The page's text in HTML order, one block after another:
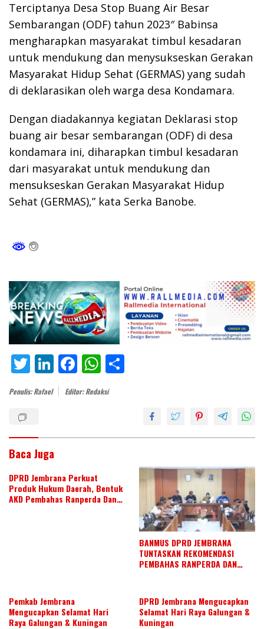
Terciptanya Desa Stop Buang Air Besar
Sembarangan (ODF) tahun 2023″ Babinsa
mengharapkan masyarakat timbul kesadaran
untuk mendukung dan menysukseskan Gerakan
Masyarakat Hidup Sehat (GERMAS) yang sudah
di deklarasikan oleh warga desa Kondamara.
Dengan diadakannya kegiatan Deklarasi stop
buang air besar sembarangan (ODF) di desa
kondamara ini, diharapkan timbul kesadaran
dari masyarakat untuk mendukung dan
mensukseskan Gerakan Masyarakat Hidup
Sehat (GERMAS),” kata Serka Banobe.
T
w
itt
Li
n
k
dI
F
ac
e
o
k
W
h
at
A
Penulis: Rafael Editor: Redaksi
Baca Juga
DPRD Jembrana Perkuat
Produk Hukum Daerah, Bentuk
AKD Pembahas Ranperda Dan
BANMUS DPRD JEMBRANA
TUNTASKAN REKOMENDASI
PEMBAHAS RANPERDA DAN
Pemkab Jembrana
Mengucapkan Selamat Hari
Raya Galungan & Kuningan
DPRD Jembrana Mengucapkan
Selamat Hari Raya Galungan &
Kuningan